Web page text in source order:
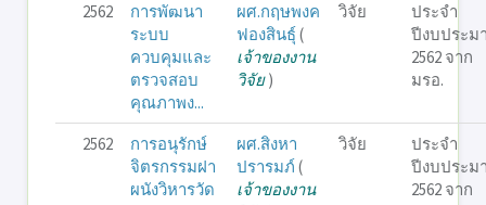
2562
การพัฒนา
ระบบ
ควบคุมและ
ตรวจสอบ
คุณภาพง...
ผศ.กฤษพงค
ฟองสินธุ์(
เจ้าของงาน
วิจัย)
วิจัย
ประจำ
ปีงบประ
2562 จาก
มรอ.
2562
การอนุรักษ์
จิตรกรรมฝา
ผนังวิหารวัด
ผศ.สิงหา
ปรารมภ์(
เจ้าของงาน
วิจัย
ประจำ
ปีงบประ
2562 จาก